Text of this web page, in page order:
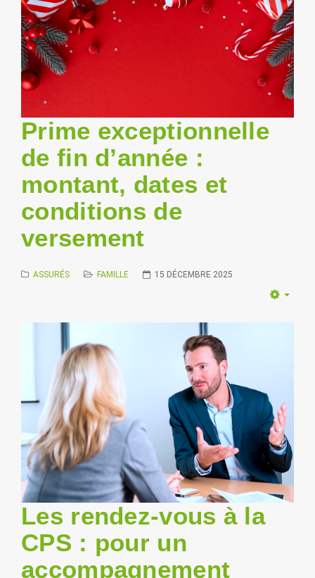
Prime exceptionnelle
de fin d’année :
montant, dates et
conditions de
versement
ASSURÉS FAMILLE 15 DÉCEMBRE 2025
Les rendez-vous à la
CPS : pour un
accompagnement